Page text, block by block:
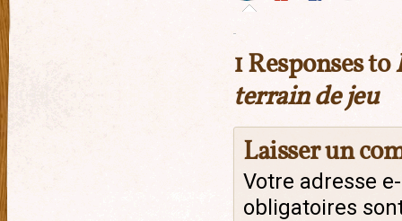
1 Responses to
terrain de jeu
Laisser un
Votre adresse
obligatoires